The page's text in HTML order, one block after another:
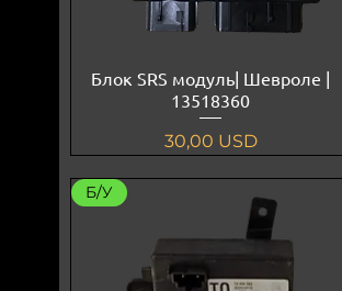
Блок SRS модуль| Шевроле |
13518360
Ціна
30,00 USD
Б/У